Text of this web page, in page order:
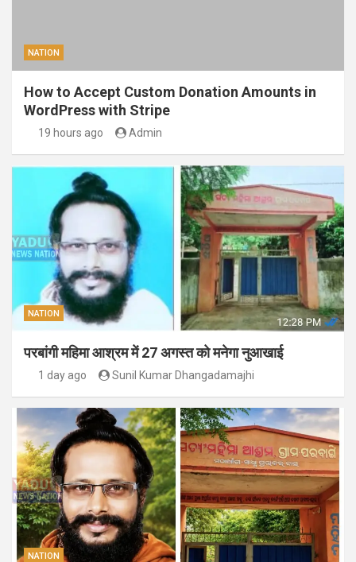
NATION
How to Accept Custom Donation Amounts in
WordPress with Stripe
19 hours ago Admin
NATION
परबांगी महिमा आश्रम में 27 अगस्त को मनेगा नुआखाई
1 day ago Sunil Kumar Dhangadamajhi
NATION